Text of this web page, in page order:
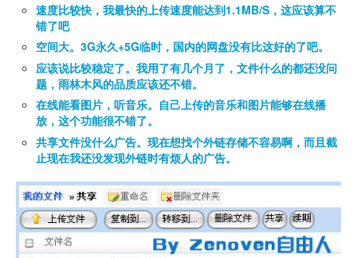
速度比较快，我最快的上传速度能达到1.1MB/S，这应该算不
错了吧
空间大。3G永久+5G临时，国内的网盘没有比这好的了吧。
应该说比较稳定了。我用了有几个月了，文件什么的都还没问
题，雨林木风的品质应该还不错。
在线能看图片，听音乐。自己上传的音乐和图片能够在线播
放，这个功能很不错了。
共享文件没什么广告。现在想找个外链存储不容易啊，而且截
止现在我还没发现外链时有烦人的广告。